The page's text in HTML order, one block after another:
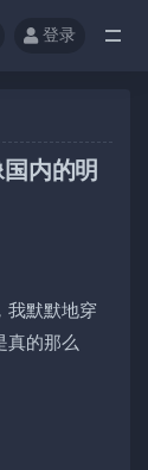
登录
内的明
我默默地穿
真的那么